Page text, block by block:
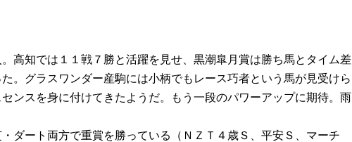
高知では１１戦７勝と活躍を見せ、黒潮皐月賞は勝ち馬とタイム差
。グラスワンダー産駒には小柄でもレース巧者という馬が見受けら
ンスを身に付けてきたようだ。もう一段のパワーアップに期待。雨
ダート両方で重賞を勝っている（ＮＺＴ４歳Ｓ、平安Ｓ、マーチ